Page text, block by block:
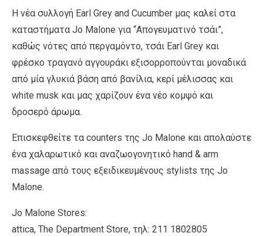
Η νέα συλλογή Earl Grey and Cucumber μας καλεί στα
καταστήματα Jo Malone για “Απογευματινό τσάι”,
καθώς νότες από περγαμόντο, τσάι Earl Grey και
φρέσκο τραγανό αγγουράκι εξισορροπούνται μοναδικά
από μία γλυκιά βάση από βανίλια, κερί μέλισσας και
white musk και μας χαρίζουν ένα νέο κομψό και
δροσερό άρωμα.
Επισκεφθείτε τα counters της Jo Malone και απολαύστε
ένα χαλαρωτικό και αναζωογονητικό hand & arm
massage από τους εξειδικευμένους stylists της Jo
Malone.
Jo Malone Stores:
attica, The Department Store, τηλ: 211 1802805